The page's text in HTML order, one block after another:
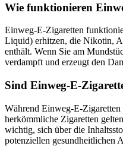
Wie funktionieren
Einweg-E-Zigaretten
Liquid) erhitzen, die Nikotin,
enthält. Wenn Sie am
verdampft und erzeugt den
Sind Einweg-E-
Während Einweg-E-
herkömmliche Zigaretten
wichtig, sich über die
potenziellen gesundheitlichen